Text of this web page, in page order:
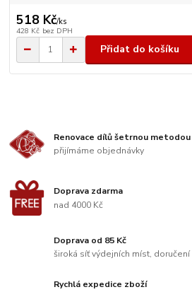
518 Kč/ks
428 Kč bez DPH
Přidat do košíku
Renovace dílů šetrnou
přijímáme objednávky
Doprava zdarma
nad 4000 Kč
Doprava od 85 Kč
široká síť výdejních míst,
Rychlá expedice zboží